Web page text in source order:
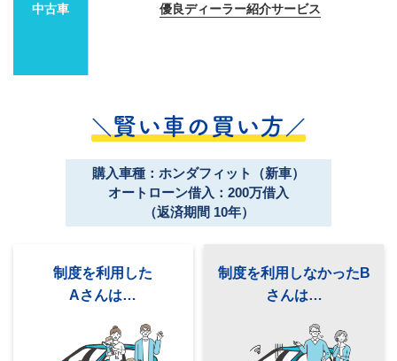
中古車 優良ディーラー紹介サービス
購入車種：ホンダフィット（新車）
オートローン借入：200万借入
（返済期間 10年）
制度を利用した
Aさんは…
制度を利用しなかったB
さんは…